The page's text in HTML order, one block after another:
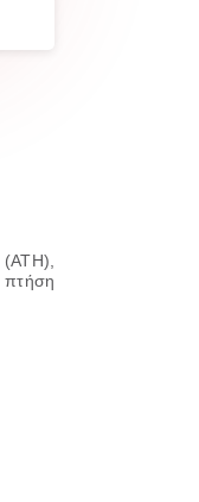
πτήση